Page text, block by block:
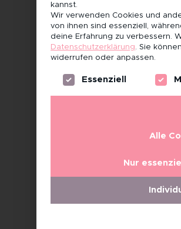
kannst.
Wir verwenden Cookies und
von ihnen sind essenziell,
deine Erfahrung zu verbessern.
Datenschutzerklärung. Sie
widerrufen oder anpassen.
Es folgt eine Liste der
Essenziell
Alle
Nur